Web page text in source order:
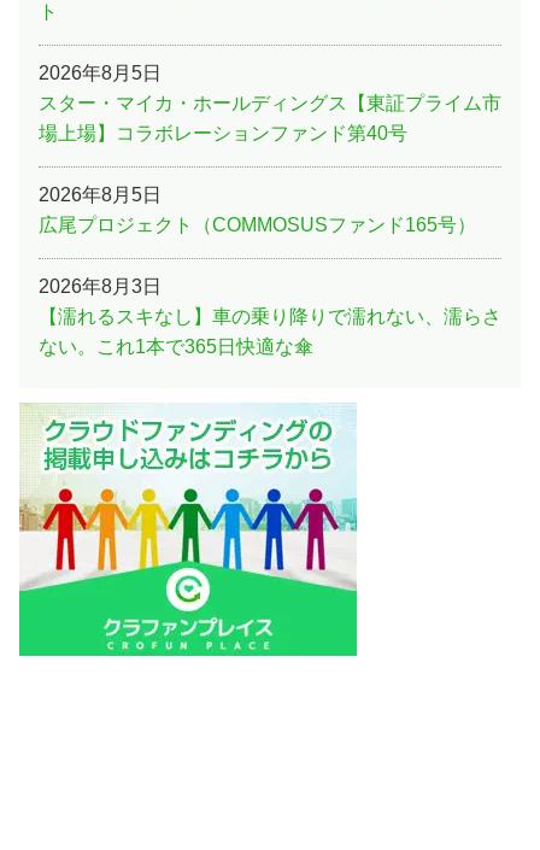
ト
2026年8月5日
スター・マイカ・ホールディングス【東証プライム市
場上場】コラボレーションファンド第40号
2026年8月5日
広尾プロジェクト（COMMOSUSファンド165号）
2026年8月3日
【濡れるスキなし】車の乗り降りで濡れない、濡らさ
ない。これ1本で365日快適な傘